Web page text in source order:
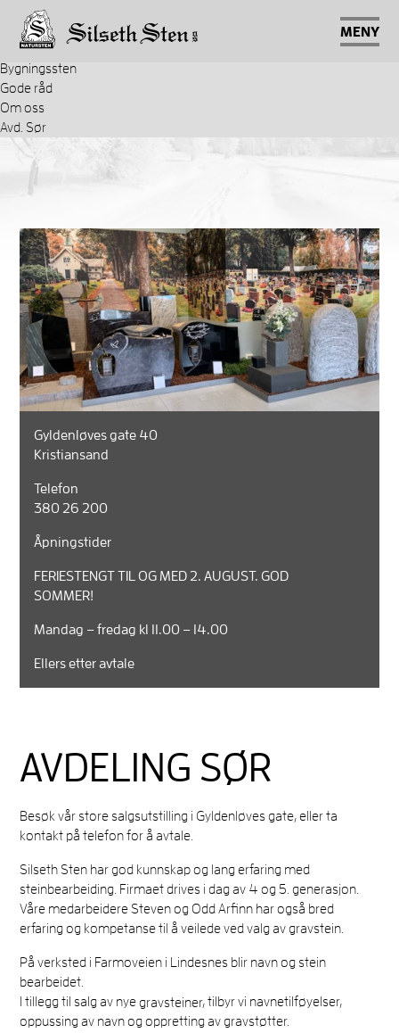
MENY
Gravsteiner
Stenbygger
Tilbehør
Bygningssten
Gode råd
Om oss
Avd. Sør
Gyldenløves gate 40
Kristiansand
Telefon
380 26 200
Åpningstider
FERIESTENGT TIL OG MED 2. AUGUST. GOD
SOMMER!
Mandag – fredag kl 11.00 – 14.00
Ellers etter avtale
AVDELING SØR
Besøk vår store salgsutstilling i Gyldenløves gate, eller ta
kontakt på telefon for å avtale.
Silseth Sten har god kunnskap og lang erfaring med
steinbearbeiding. Firmaet drives i dag av 4 og 5. generasjon.
Våre medarbeidere Steven og Odd Arfinn har også bred
erfaring og kompetanse til å veilede ved valg av gravstein.
På verksted i Farmoveien i Lindesnes blir navn og stein
bearbeidet.
I tillegg til salg av nyegravsteiner, tilbyr vi navnetilføyelser,
oppussing av navn og oppretting av gravstøtter.